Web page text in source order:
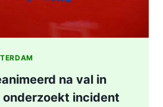
na val in
incident